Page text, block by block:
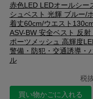
赤色LED LEDオールシー
シュベスト 光輝 ブルー/
着丈60cm/ウエスト
ASV-BW 安全ベスト 反射
ポーツメッシュ 高輝度
警備・防犯・交通誘導・
ル
税
買い物かごに入れる